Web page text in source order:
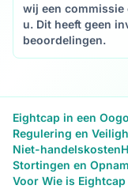
wij een
u. Dit heeft geen
beoordelingen.
Eightcap in een
Regulering en
Niet-handelskosten
Stortingen en
Voor Wie is